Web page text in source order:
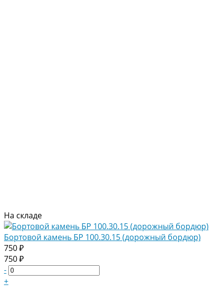
На складе
Бортовой камень БР 100.30.15 (дорожный бордюр)
750 ₽
750 ₽
-
+